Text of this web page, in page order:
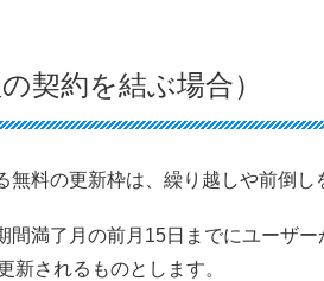
契約を結ぶ場合）
無料の更新枠は、繰り越しや前倒し
間満了月の前月15日までにユーザ
新されるものとします。